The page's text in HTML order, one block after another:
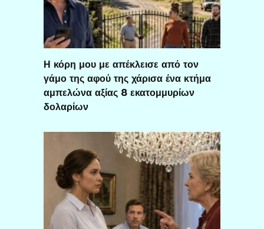
Η κόρη μου με απέκλεισε από τον
γάμο της αφού της χάρισα ένα κτήμα
αμπελώνα αξίας 8 εκατομμυρίων
δολαρίων